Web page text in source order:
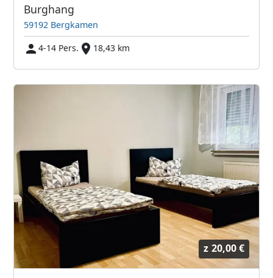
Burghang
59192 Bergkamen
4-14 Pers.
18,43 km
z 20,00 €